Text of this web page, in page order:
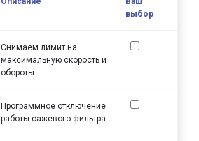
выбор
Снимаем лимит на
максимальную скорость и
обороты
Программное отключение
работы сажевого фильтра